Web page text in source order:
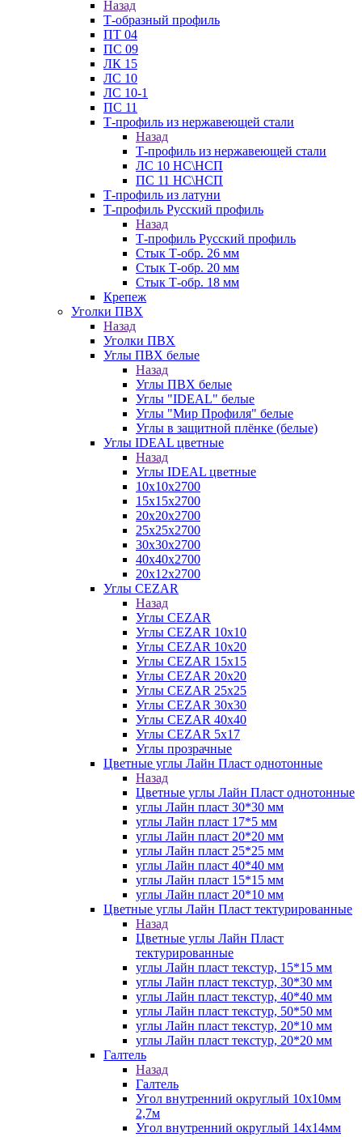
Назад
Т-образный профиль
ПТ 04
ПС 09
ЛК 15
ЛС 10
ЛС 10-1
ПС 11
Т-профиль из нержавеющей стали
Назад
Т-профиль из нержавеющей стали
ЛС 10 НС\НСП
ПС 11 НС\НСП
Т-профиль из латуни
Т-профиль Русский профиль
Назад
Т-профиль Русский профиль
Стык Т-обр. 26 мм
Стык Т-обр. 20 мм
Стык Т-обр. 18 мм
Крепеж
Уголки ПВХ
Назад
Уголки ПВХ
Углы ПВХ белые
Назад
Углы ПВХ белые
Углы "IDEAL" белые
Углы "Мир Профиля" белые
Углы в защитной плёнке (белые)
Углы IDEAL цветные
Назад
Углы IDEAL цветные
10х10х2700
15х15х2700
20х20х2700
25х25х2700
30х30х2700
40х40х2700
20х12х2700
Углы CEZAR
Назад
Углы CEZAR
Углы CEZAR 10х10
Углы CEZAR 10х20
Углы CEZAR 15х15
Углы CEZAR 20х20
Углы CEZAR 25х25
Углы CEZAR 30х30
Углы CEZAR 40х40
Углы CEZAR 5х17
Углы прозрачные
Цветные углы Лайн Пласт однотонные
Назад
Цветные углы Лайн Пласт однотонные
углы Лайн пласт 30*30 мм
углы Лайн пласт 17*5 мм
углы Лайн пласт 20*20 мм
углы Лайн пласт 25*25 мм
углы Лайн пласт 40*40 мм
углы Лайн пласт 15*15 мм
углы Лайн пласт 20*10 мм
Цветные углы Лайн Пласт тектурированные
Назад
Цветные углы Лайн Пласт
тектурированные
углы Лайн пласт текстур, 15*15 мм
углы Лайн пласт текстур, 30*30 мм
углы Лайн пласт текстур, 40*40 мм
углы Лайн пласт текстур, 50*50 мм
углы Лайн пласт текстур, 20*10 мм
углы Лайн пласт текстур, 20*20 мм
Галтель
Назад
Галтель
Угол внутренний округлый 10х10мм
2,7м
Угол внутренний округлый 14х14мм